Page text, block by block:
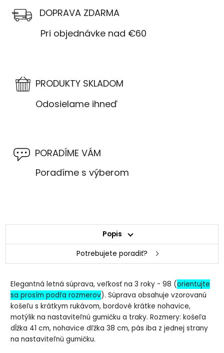
DOPRAVA ZDARMA
Pri objednávke nad €60
PRODUKTY SKLADOM
Odosielame ihneď
PORADÍME VÁM
Poradíme s výberom
Popis
Potrebujete poradiť?
Elegantná letná súprava, veľkosť na 3 roky - 98 (orientujte
sa prosím podľa rozmerov). Súprava obsahuje vzorovanú
košeľu s krátkym rukávom, bordové krátke nohavice,
motýlik na nastaviteľnú gumičku a traky. Rozmery: košeľa
dĺžka 41 cm, nohavice dľžka 38 cm, pás iba z jednej strany
na nastaviteľnú gumičku.